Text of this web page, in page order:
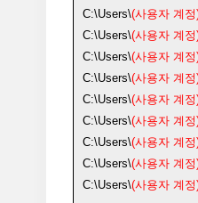
C:\Users\(사용자 계정
C:\Users\(사용자 계정
C:\Users\(사용자 계정
C:\Users\(사용자 계정
C:\Users\(사용자 계정
C:\Users\(사용자 계정
C:\Users\(사용자 계정
C:\Users\(사용자 계정
C:\Users\(사용자 계정